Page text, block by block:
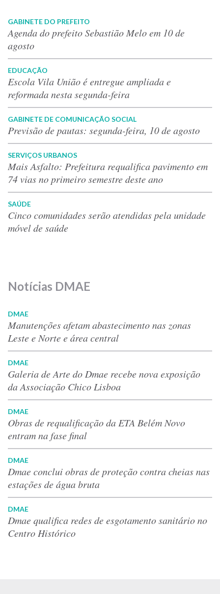
GABINETE DO PREFEITO
Agenda do prefeito Sebastião Melo em 10 de
agosto
EDUCAÇÃO
Escola Vila União é entregue ampliada e
reformada nesta segunda-feira
GABINETE DE COMUNICAÇÃO SOCIAL
Previsão de pautas: segunda-feira, 10 de agosto
SERVIÇOS URBANOS
Mais Asfalto: Prefeitura requalifica pavimento em
74 vias no primeiro semestre deste ano
SAÚDE
Cinco comunidades serão atendidas pela unidade
móvel de saúde
Notícias DMAE
DMAE
Manutenções afetam abastecimento nas zonas
Leste e Norte e área central
DMAE
Galeria de Arte do Dmae recebe nova exposição
da Associação Chico Lisboa
DMAE
Obras de requalificação da ETA Belém Novo
entram na fase final
DMAE
Dmae conclui obras de proteção contra cheias nas
estações de água bruta
DMAE
Dmae qualifica redes de esgotamento sanitário no
Centro Histórico